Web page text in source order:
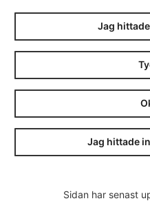
Jag
Jag hittade
Sidan har senast